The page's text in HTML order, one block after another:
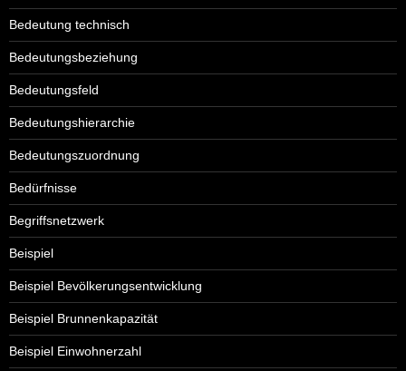
Bedeutung technisch
Bedeutungsbeziehung
Bedeutungsfeld
Bedeutungshierarchie
Bedeutungszuordnung
Bedürfnisse
Begriffsnetzwerk
Beispiel
Beispiel Bevölkerungsentwicklung
Beispiel Brunnenkapazität
Beispiel Einwohnerzahl